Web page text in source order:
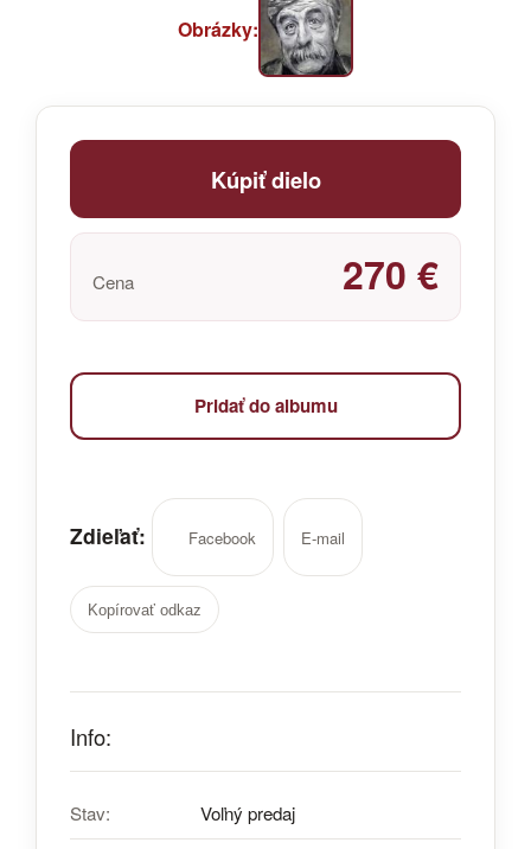
Obrázky:
Kúpiť dielo
Cena 270 €
Pridať do albumu
Zdieľať: Facebook E-mail
Kopírovať odkaz
Info:
Stav: Voľný predaj